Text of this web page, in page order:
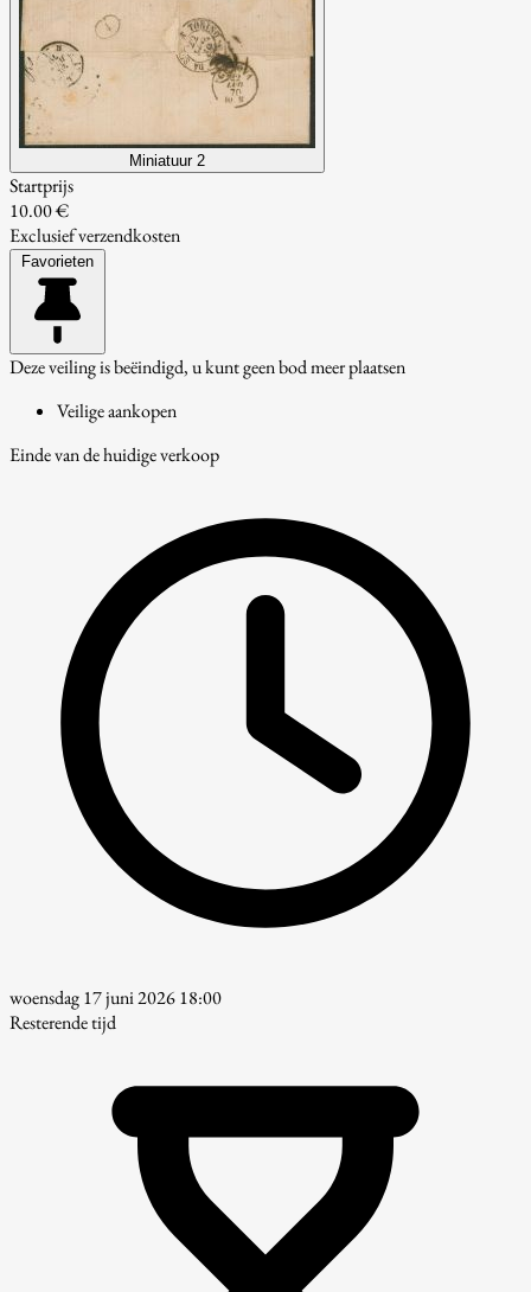
Miniatuur 2
Startprijs
10.00 €
Exclusief verzendkosten
Favorieten
Deze veiling is beëindigd, u kunt geen bod meer plaatsen
Veilige aankopen
Einde van de huidige verkoop
woensdag 17 juni 2026 18:00
Resterende tijd